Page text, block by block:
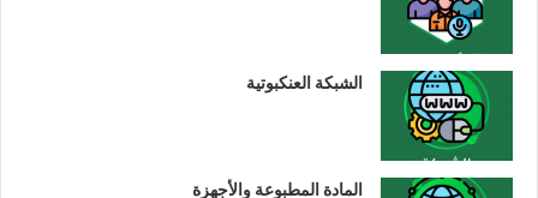
الشبكة العنكبوتية
المادة المطبوعة والأجهزة